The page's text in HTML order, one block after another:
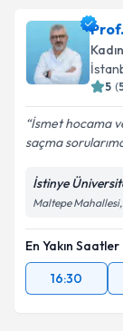
5 (
İsmet hocama
saçma
İstinye
Maltepe Mahallesi,
En Yakın Saatler
16:30